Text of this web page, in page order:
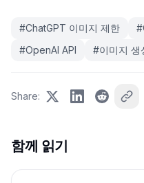
#ChatGPT 이미지 제한 #
#OpenAI API #이미지 생
Share:
함께 읽기